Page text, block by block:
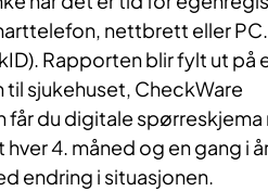
nettbrett eller
Rapporten blir fylt ut
sjukehuset, CheckWare
får du digitale
4. måned og en gang i
endring i situasjonen.